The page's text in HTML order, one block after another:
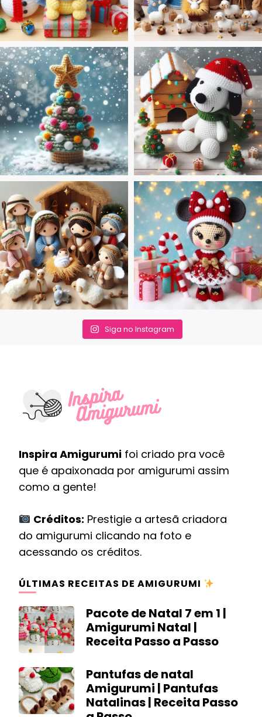
Siga no Instagram
Inspira Amigurumi foi criado pra você
que é apaixonada por amigurumi assim
como a gente!
Créditos: Prestigie a artesã criadora
do amigurumi clicando na foto e
acessando os créditos.
ÚLTIMAS RECEITAS DE AMIGURUMI
Pacote de Natal 7 em 1 |
Amigurumi Natal |
Receita Passo a Passo
Pantufas de natal
Amigurumi | Pantufas
Natalinas | Receita Passo